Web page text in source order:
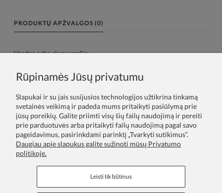
PRODUKTŲ APŽVALGOS (0)
Vardas arba slapyvardis:
Rūpinamės Jūsų privatumu
Slapukai ir su jais susijusios technologijos užtikrina tinkamą
svetainės veikimą ir padeda mums pritaikyti pasiūlymą prie
jūsų poreikių. Galite priimti visų šių failų naudojimą ir pereiti
prie parduotuvės arba pritaikyti failų naudojimą pagal savo
pageidavimus, pasirinkdami parinktį „Tvarkyti sutikimus“.
Daugiau apie slapukus galite sužinoti mūsų Privatumo
politikoje.
Leisti tik būtinus